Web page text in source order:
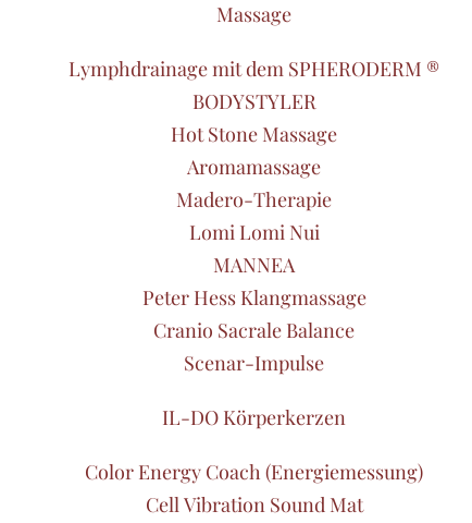
Massage
Lymphdrainage mit dem SPHERODERM ®
BODYSTYLER
Hot Stone Massage
Aromamassage
Madero-Therapie
Lomi Lomi Nui
MANNEA
Peter Hess Klangmassage
Cranio Sacrale Balance
Scenar-Impulse
IL-DO Körperkerzen
Color Energy Coach (Energiemessung)
Cell Vibration Sound Mat